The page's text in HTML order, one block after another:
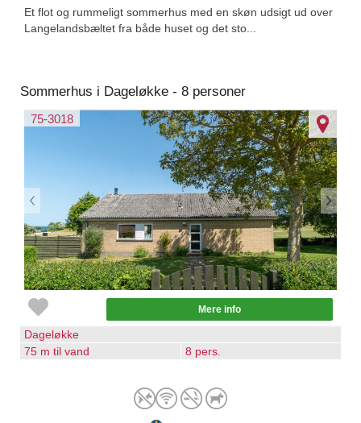
Et flot og rummeligt sommerhus med en skøn udsigt ud over
Langelandsbæltet fra både huset og det sto...
Sommerhus i Dageløkke - 8 personer
75-3018
Mere info
Dageløkke
75 m til vand
8 pers.